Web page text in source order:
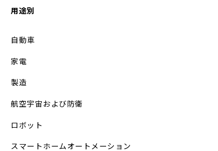
用途別
自動車
家電
製造
航空宇宙および防衛
ロボット
スマートホームオートメーション